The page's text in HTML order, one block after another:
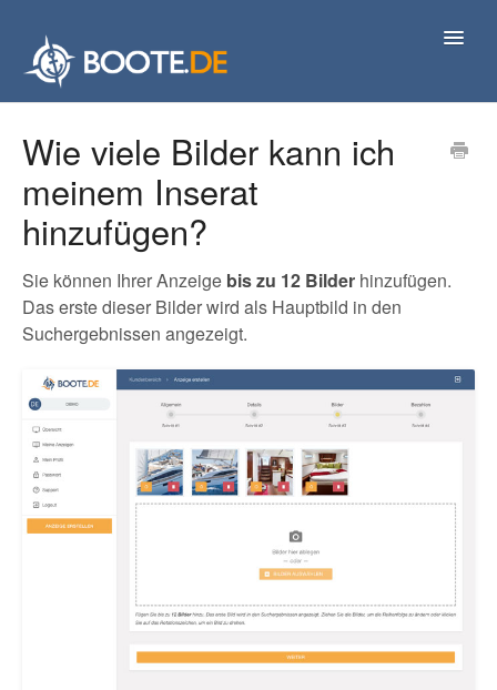
Wie viele Bilder kann ich
meinem Inserat
hinzufügen?
Sie können Ihrer Anzeige bis zu 12 Bilder hinzufügen.
Das erste dieser Bilder wird als Hauptbild in den
Suchergebnissen angezeigt.